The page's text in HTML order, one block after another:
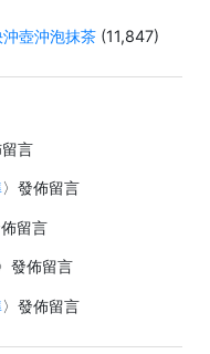
沖壺沖泡抹茶 (11,847)
言
〉發佈留言
留言
發佈留言
〉發佈留言